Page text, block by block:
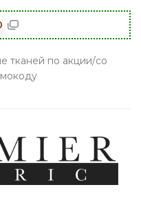
тканей по акции/со